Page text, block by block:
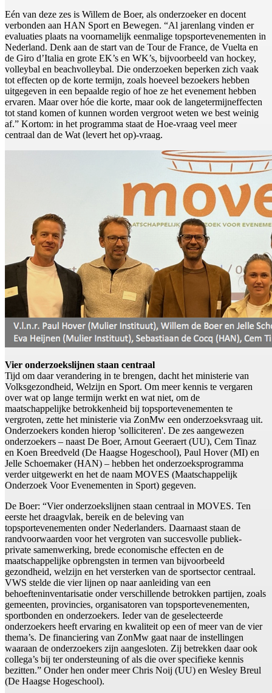
Eén van deze zes is Willem de Boer, als onderzoeker en docent
verbonden aan HAN Sport en Bewegen. “Al jarenlang vinden er
evaluaties plaats na voornamelijk eenmalige topsportevenementen in
Nederland. Denk aan de start van de Tour de France, de Vuelta en
de Giro d’Italia en grote EK’s en WK’s, bijvoorbeeld van hockey,
volleybal en beachvolleybal. Die onderzoeken beperken zich vaak
tot effecten op de korte termijn, zoals hoeveel bezoekers hebben
uitgegeven in een bepaalde regio of hoe ze het evenement hebben
ervaren. Maar over hóe die korte, maar ook de langetermijneffecten
tot stand komen of kunnen worden vergroot weten we best weinig
af.” Kortom: in het programma staat de Hoe-vraag veel meer
centraal dan de Wat (levert het op)-vraag.
Vier onderzoekslijnen staan centraal
Tijd om daar verandering in te brengen, dacht het ministerie van
Volksgezondheid, Welzijn en Sport. Om meer kennis te vergaren
over wat op lange termijn werkt en wat niet, om de
maatschappelijke betrokkenheid bij topsportevenementen te
vergroten, zette het ministerie via ZonMw een onderzoeksvraag uit.
Onderzoekers konden hierop 'solliciteren'. De zes aangewezen
onderzoekers – naast De Boer, Arnout Geeraert (UU), Cem Tinaz
en Koen Breedveld (De Haagse Hogeschool), Paul Hover (MI) en
Jelle Schoemaker (HAN) – hebben het onderzoeksprogramma
verder uitgewerkt en het de naam MOVES (Maatschappelijk
Onderzoek Voor Evenementen in Sport) gegeven.
De Boer: “Vier onderzoekslijnen staan centraal in MOVES. Ten
eerste het draagvlak, bereik en de beleving van
topsportevenementen onder Nederlanders. Daarnaast staan de
randvoorwaarden voor het vergroten van succesvolle publiek-
private samenwerking, brede economische effecten en de
maatschappelijke opbrengsten in termen van bijvoorbeeld
gezondheid, welzijn en het versterken van de sportsector centraal.
VWS stelde die vier lijnen op naar aanleiding van een
behoefteninventarisatie onder verschillende betrokken partijen, zoals
gemeenten, provincies, organisatoren van topsportevenementen,
sportbonden en onderzoekers. Ieder van de geselecteerde
onderzoekers heeft ervaring en kwaliteit op een of meer van de vier
thema’s. De financiering van ZonMw gaat naar de instellingen
waaraan de onderzoekers zijn aangesloten. Zij betrekken daar ook
collega’s bij ter ondersteuning of als die over specifieke kennis
bezitten.” Onder hen onder meer Chris Noij (UU) en Wesley Breul
(De Haagse Hogeschool).